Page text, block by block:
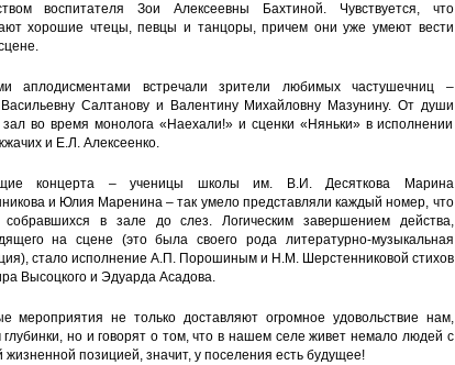
воспитателя Зои Алексеевны Бахтиной. Чувствуется, что
хорошие чтецы, певцы и танцоры, причем они уже умеют вести
аплодисментами встречали зрители любимых частушечниц –
Васильевну Салтанову и Валентину Михайловну Мазунину. От души
зал во время монолога «Наехали!» и сценки «Няньки» в исполнении
и Е.Л. Алексеенко.
концерта – ученицы школы им. В.И. Десяткова Марина
и Юлия Маренина – так умело представляли каждый номер, что
собравшихся в зале до слез. Логическим завершением действа,
на сцене (это была своего рода литературно-музыкальная
стало исполнение А.П. Порошиным и Н.М. Шерстенниковой стихов
Высоцкого и Эдуарда Асадова.
мероприятия не только доставляют огромное удовольствие нам,
но и говорят о том, что в нашем селе живет немало людей с
жизненной позицией, значит, у поселения есть будущее!